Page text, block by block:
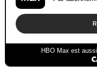
HBO Max est